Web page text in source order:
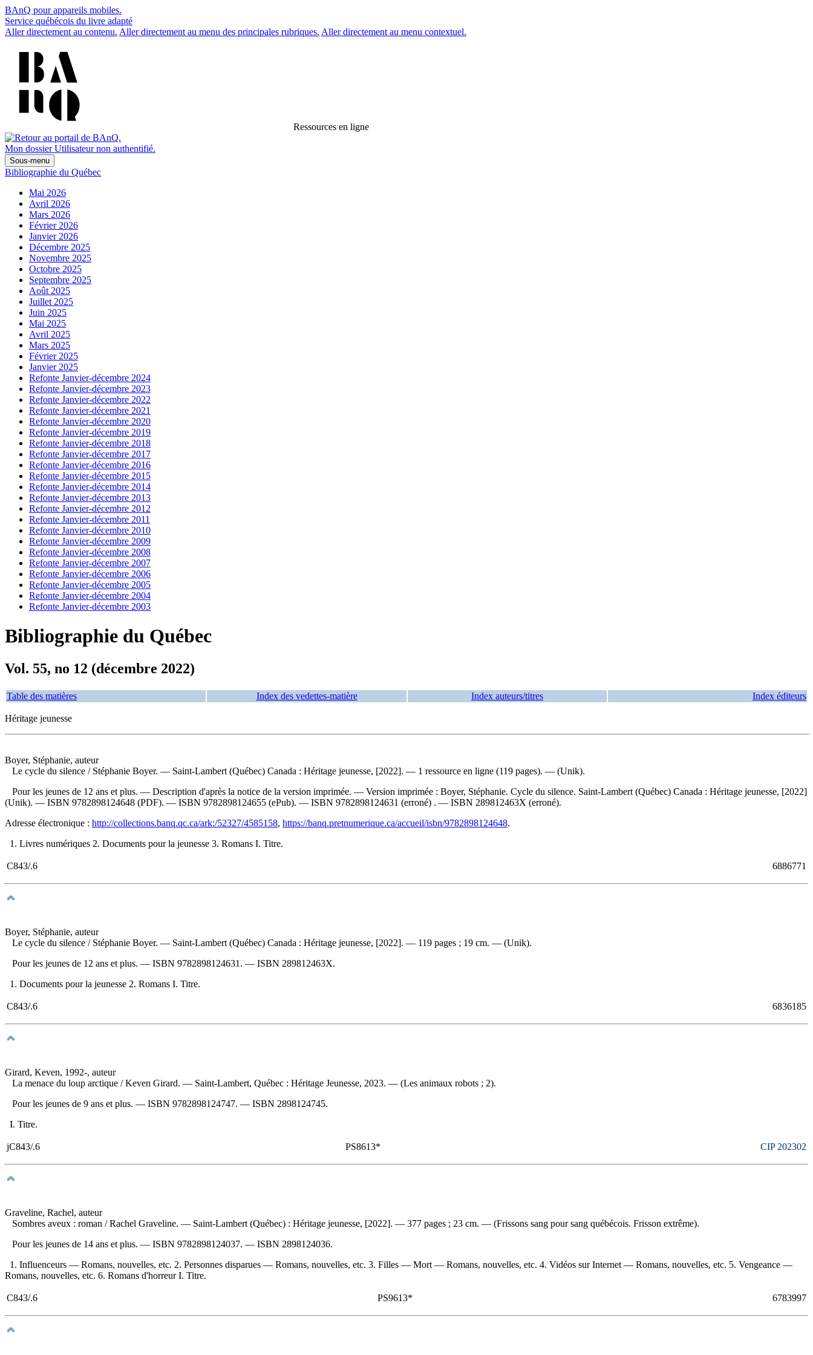
BAnQ pour appareils mobiles.
Service québécois du livre adapté
Aller directement au contenu. Aller directement au menu des principales rubriques. Aller directement au menu contextuel.
Ressources en ligne
Mon dossier Utilisateur non authentifié.
Sous-menu
Bibliographie du Québec
Mai 2026
Avril 2026
Mars 2026
Février 2026
Janvier 2026
Décembre 2025
Novembre 2025
Octobre 2025
Septembre 2025
Août 2025
Juillet 2025
Juin 2025
Mai 2025
Avril 2025
Mars 2025
Février 2025
Janvier 2025
Refonte Janvier-décembre 2024
Refonte Janvier-décembre 2023
Refonte Janvier-décembre 2022
Refonte Janvier-décembre 2021
Refonte Janvier-décembre 2020
Refonte Janvier-décembre 2019
Refonte Janvier-décembre 2018
Refonte Janvier-décembre 2017
Refonte Janvier-décembre 2016
Refonte Janvier-décembre 2015
Refonte Janvier-décembre 2014
Refonte Janvier-décembre 2013
Refonte Janvier-décembre 2012
Refonte Janvier-décembre 2011
Refonte Janvier-décembre 2010
Refonte Janvier-décembre 2009
Refonte Janvier-décembre 2008
Refonte Janvier-décembre 2007
Refonte Janvier-décembre 2006
Refonte Janvier-décembre 2005
Refonte Janvier-décembre 2004
Refonte Janvier-décembre 2003
Bibliographie du Québec
Vol. 55, no 12 (décembre 2022)
Table des matières Index des vedettes-matière Index auteurs/titres Index éditeurs
Héritage jeunesse
Boyer, Stéphanie, auteur
Le cycle du silence / Stéphanie Boyer. — Saint-Lambert (Québec) Canada : Héritage jeunesse, [2022]. — 1 ressource en ligne (119 pages). — (Unik).
Pour les jeunes de 12 ans et plus. — Description d'après la notice de la version imprimée. — Version imprimée : Boyer, Stéphanie. Cycle du silence. Saint-Lambert (Québec) Canada : Héritage jeunesse, [2022]
(Unik). — ISBN 9782898124648 (PDF). — ISBN 9782898124655 (ePub). — ISBN 9782898124631 (erroné) . — ISBN 289812463X (erroné).
Adresse électronique : http://collections.banq.qc.ca/ark:/52327/4585158, https://banq.pretnumerique.ca/accueil/isbn/9782898124648.
1. Livres numériques 2. Documents pour la jeunesse 3. Romans I. Titre.
C843/.6 6886771
Boyer, Stéphanie, auteur
Le cycle du silence / Stéphanie Boyer. — Saint-Lambert (Québec) Canada : Héritage jeunesse, [2022]. — 119 pages ; 19 cm. — (Unik).
Pour les jeunes de 12 ans et plus. — ISBN 9782898124631 . — ISBN 289812463X.
1. Documents pour la jeunesse 2. Romans I. Titre.
C843/.6 6836185
Girard, Keven, 1992-, auteur
La menace du loup arctique / Keven Girard. — Saint-Lambert, Québec : Héritage Jeunesse, 2023. — (Les animaux robots ; 2).
Pour les jeunes de 9 ans et plus. — ISBN 9782898124747. — ISBN 2898124745.
I. Titre.
jC843/.6 PS8613* CIP 202302
Graveline, Rachel, auteur
Sombres aveux : roman / Rachel Graveline. — Saint-Lambert (Québec) : Héritage jeunesse, [2022]. — 377 pages ; 23 cm. — (Frissons sang pour sang québécois. Frisson extrême).
Pour les jeunes de 14 ans et plus. — ISBN 9782898124037. — ISBN 2898124036.
1. Influenceurs — Romans, nouvelles, etc. 2. Personnes disparues — Romans, nouvelles, etc. 3. Filles — Mort — Romans, nouvelles, etc. 4. Vidéos sur Internet — Romans, nouvelles, etc. 5. Vengeance —
Romans, nouvelles, etc. 6. Romans d'horreur I. Titre.
C843/.6 PS9613* 6783997